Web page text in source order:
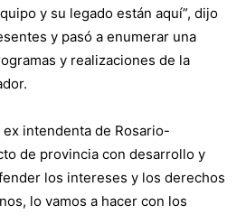
y su legado están aquí”, dijo
y pasó a enumerar una
y realizaciones de la
intendenta de Rosario-
de provincia con desarrollo y
los intereses y los derechos
lo vamos a hacer con los